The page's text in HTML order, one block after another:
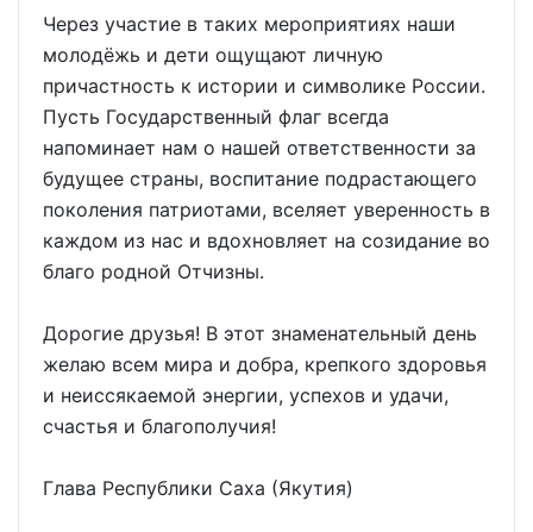
Через участие в таких мероприятиях наши
молодёжь и дети ощущают личную
причастность к истории и символике России.
Пусть Государственный флаг всегда
напоминает нам о нашей ответственности за
будущее страны, воспитание подрастающего
поколения патриотами, вселяет уверенность в
каждом из нас и вдохновляет на созидание во
благо родной Отчизны.
Дорогие друзья! В этот знаменательный день
желаю всем мира и добра, крепкого здоровья
и неиссякаемой энергии, успехов и удачи,
счастья и благополучия!
Глава Республики Саха (Якутия)